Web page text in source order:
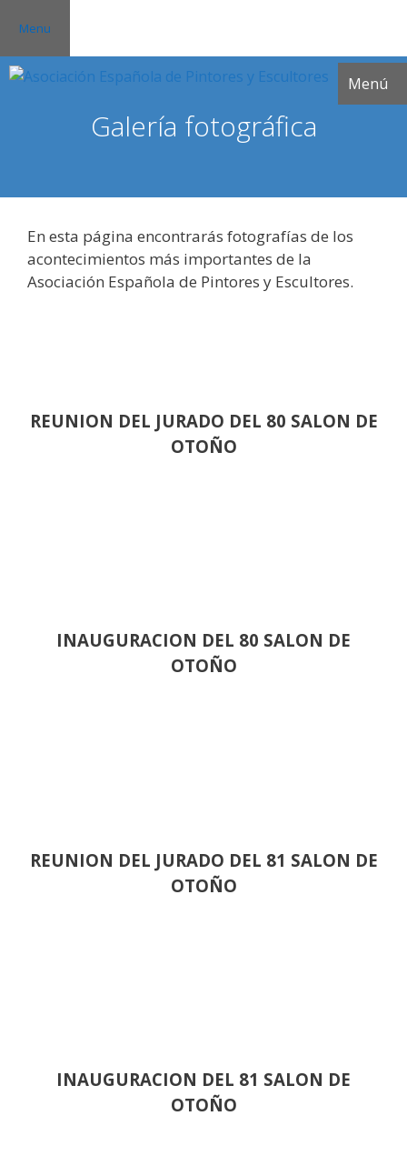
contenido
Menu
Menú
Galería fotográfica
En esta página encontrarás fotografías de los
acontecimientos más importantes de la
Asociación Española de Pintores y Escultores.
REUNION DEL JURADO DEL 80 SALON DE
OTOÑO
INAUGURACION DEL 80 SALON DE
OTOÑO
REUNION DEL JURADO DEL 81 SALON DE
OTOÑO
INAUGURACION DEL 81 SALON DE
OTOÑO